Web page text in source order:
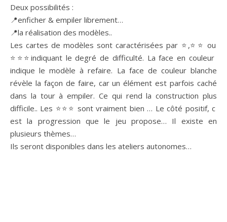
Deux possibilités :
📍enficher & empiler librement…
📍la réalisation des modèles..
Les cartes de modèles sont caractérisées par ⭐️,⭐️⭐️ ou
⭐️⭐️⭐️indiquant le degré de difficulté. La face en couleur
indique le modèle à refaire. La face de couleur blanche
révèle la façon de faire, car un élément est parfois caché
dans la tour à empiler. Ce qui rend la construction plus
difficile.. Les ⭐️⭐️⭐️ sont vraiment bien … Le côté positif, c
est la progression que le jeu propose… Il existe en
plusieurs thèmes…
Ils seront disponibles dans les ateliers autonomes…